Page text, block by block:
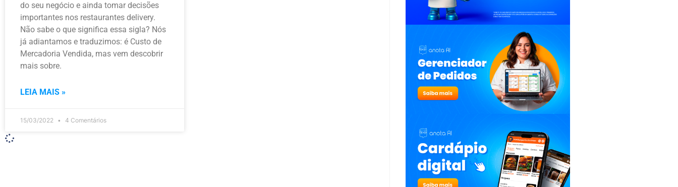
do seu negócio e ainda tomar decisões
importantes nos restaurantes delivery.
Não sabe o que significa essa sigla? Nós
já adiantamos e traduzimos: é Custo de
Mercadoria Vendida, mas vem descobrir
mais sobre.
LEIA MAIS »
15/03/2022 4 Comentários